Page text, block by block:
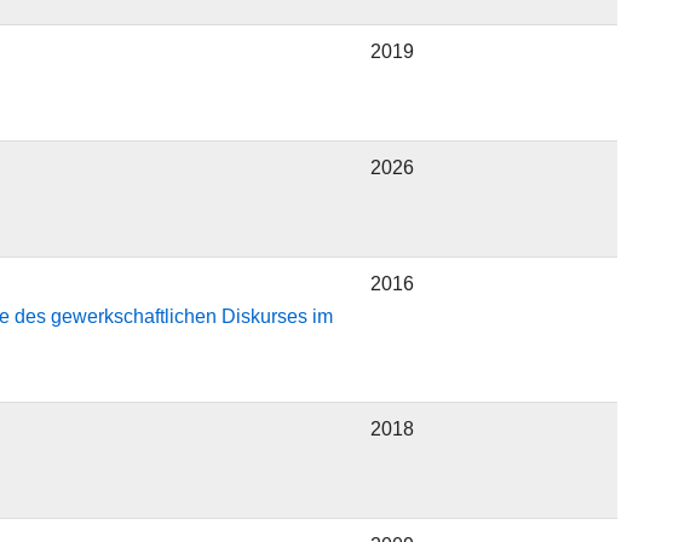
2019
2026
des gewerkschaftlichen Diskurses im
2016
2018